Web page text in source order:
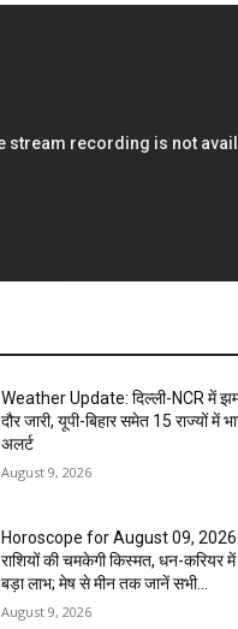
Weather Update: दिल्ली-NCR में
दौर जारी, यूपी-बिहार समेत 15 राज्यों में
अलर्ट
August 9, 2026
Horoscope for August 09,
राशियों की चमकेगी किस्मत, धन-करियर
बड़ा लाभ; मेष से मीन तक जानें सभी...
August 9, 2026